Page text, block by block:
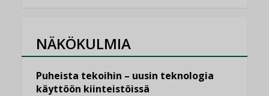
NÄKÖKULMIA
Puheista tekoihin – uusin teknologia
käyttöön kiinteistöissä